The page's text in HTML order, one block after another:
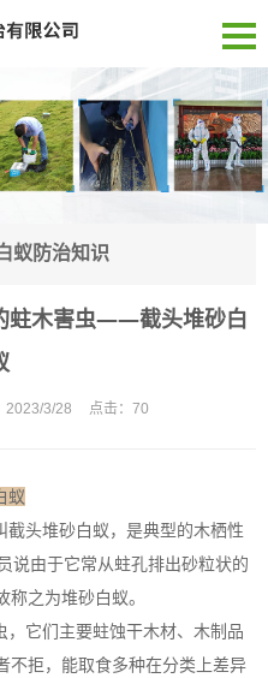
蚁防治知识
蛀木害虫——截头堆砂白
2023/3/28 点击： 70
蚁
头堆砂白蚁，是典型的木栖性
说由于它常从蛀孔排出砂粒状的
之为堆砂白蚁。
它们主要蛀蚀干木材、木制品
不拒，能取食多种在分类上差异